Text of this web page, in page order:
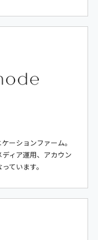
ーションファーム。
ィア運用、アカウン
ています。